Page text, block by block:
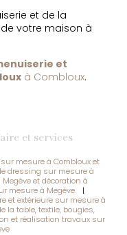
et de la
votre maison à
et
à Combloux.
et services
mesure à Combloux et
dressing sur mesure à
et décoration à
mesure à Megève.
|
et extérieure sur mesure à
la table, textile, bougies,
et réalisation travaux sur